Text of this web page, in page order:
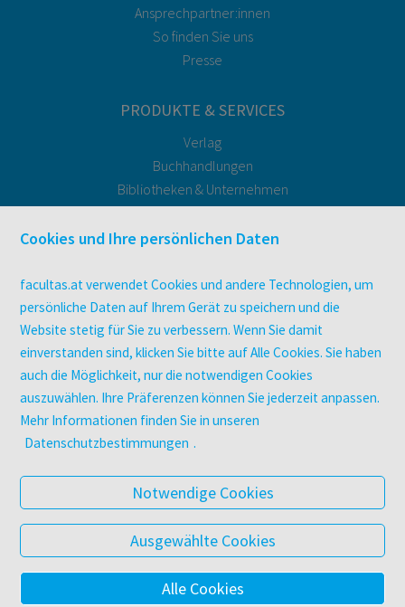
Ansprechpartner:innen
So finden Sie uns
Presse
PRODUKTE & SERVICES
Verlag
Buchhandlungen
Bibliotheken & Unternehmen
Druckerei facultas druckt.
Zeitschriften
Digitale Angebote
UNTERNEHMEN
Über facultas
facultas Kooperationen
Arbeiten bei facultas
Datenschutz & Cookies
AGB
Barrierefreiheit
© 2025 Facultas Verlags- und Buchhandels AG
Cookies und Ihre persönlichen Daten
facultas.at verwendet Cookies und andere Technologien, um
persönliche Daten auf Ihrem Gerät zu speichern und die
Website stetig für Sie zu verbessern. Wenn Sie damit
einverstanden sind, klicken Sie bitte auf Alle Cookies. Sie haben
auch die Möglichkeit, nur die notwendigen Cookies
auszuwählen. Ihre Präferenzen können Sie jederzeit anpassen.
Mehr Informationen finden Sie in unseren
Datenschutzbestimmungen .
Notwendige Cookies
Ausgewählte Cookies
Alle Cookies